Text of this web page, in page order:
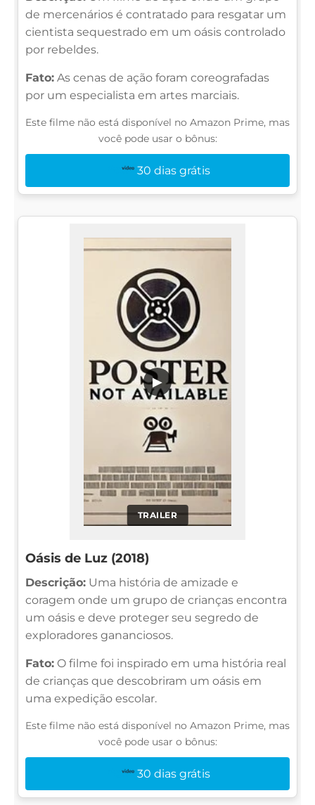
de mercenários é contratado para resgatar um
cientista sequestrado em um oásis controlado
por rebeldes.
Fato: As cenas de ação foram coreografadas
por um especialista em artes marciais.
Este filme não está disponível no Amazon Prime, mas
você pode usar o bônus:
30 dias grátis
TRAILER
▶
Oásis de Luz (2018)
Descrição: Uma história de amizade e
coragem onde um grupo de crianças encontra
um oásis e deve proteger seu segredo de
exploradores gananciosos.
Fato: O filme foi inspirado em uma história real
de crianças que descobriram um oásis em
uma expedição escolar.
Este filme não está disponível no Amazon Prime, mas
você pode usar o bônus:
30 dias grátis